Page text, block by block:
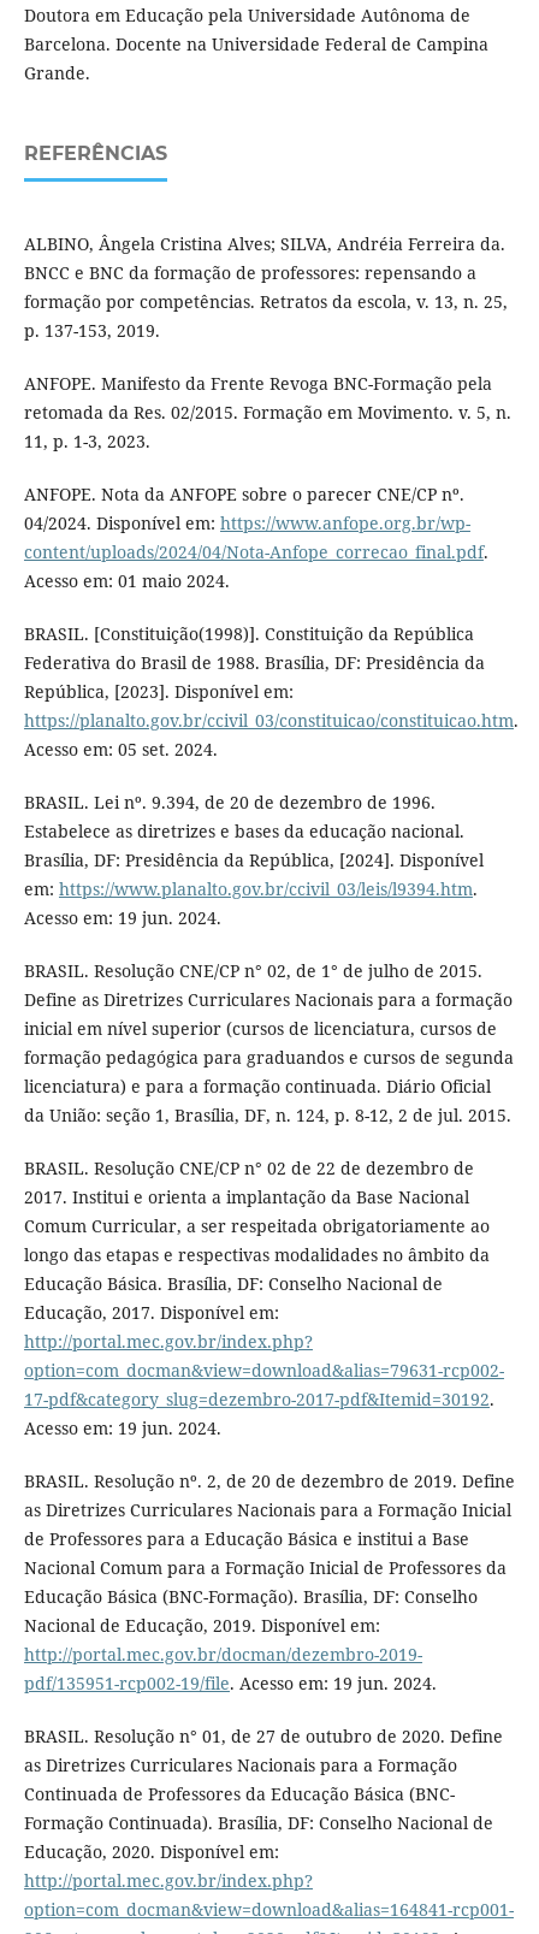
Doutora em Educação pela Universidade Autônoma de
Barcelona. Docente na Universidade Federal de Campina
Grande.
REFERÊNCIAS
ALBINO, Ângela Cristina Alves; SILVA, Andréia Ferreira da.
BNCC e BNC da formação de professores: repensando a
formação por competências. Retratos da escola, v. 13, n. 25,
p. 137-153, 2019.
ANFOPE. Manifesto da Frente Revoga BNC-Formação pela
retomada da Res. 02/2015. Formação em Movimento. v. 5, n.
11, p. 1-3, 2023.
ANFOPE. Nota da ANFOPE sobre o parecer CNE/CP nº.
04/2024. Disponível em: https://www.anfope.org.br/wp-
content/uploads/2024/04/Nota-Anfope_correcao_final.pdf.
Acesso em: 01 maio 2024.
BRASIL. [Constituição(1998)]. Constituição da República
Federativa do Brasil de 1988. Brasília, DF: Presidência da
República, [2023]. Disponível em:
https://planalto.gov.br/ccivil_03/constituicao/constituicao.htm.
Acesso em: 05 set. 2024.
BRASIL. Lei nº. 9.394, de 20 de dezembro de 1996.
Estabelece as diretrizes e bases da educação nacional.
Brasília, DF: Presidência da República, [2024]. Disponível
em: https://www.planalto.gov.br/ccivil_03/leis/l9394.htm.
Acesso em: 19 jun. 2024.
BRASIL. Resolução CNE/CP n° 02, de 1° de julho de 2015.
Define as Diretrizes Curriculares Nacionais para a formação
inicial em nível superior (cursos de licenciatura, cursos de
formação pedagógica para graduandos e cursos de segunda
licenciatura) e para a formação continuada. Diário Oficial
da União: seção 1, Brasília, DF, n. 124, p. 8-12, 2 de jul. 2015.
BRASIL. Resolução CNE/CP n° 02 de 22 de dezembro de
2017. Institui e orienta a implantação da Base Nacional
Comum Curricular, a ser respeitada obrigatoriamente ao
longo das etapas e respectivas modalidades no âmbito da
Educação Básica. Brasília, DF: Conselho Nacional de
Educação, 2017. Disponível em:
http://portal.mec.gov.br/index.php?
option=com_docman&view=download&alias=79631-rcp002-
17-pdf&category_slug=dezembro-2017-pdf&Itemid=30192.
Acesso em: 19 jun. 2024.
BRASIL. Resolução nº. 2, de 20 de dezembro de 2019. Define
as Diretrizes Curriculares Nacionais para a Formação Inicial
de Professores para a Educação Básica e institui a Base
Nacional Comum para a Formação Inicial de Professores da
Educação Básica (BNC-Formação). Brasília, DF: Conselho
Nacional de Educação, 2019. Disponível em:
http://portal.mec.gov.br/docman/dezembro-2019-
pdf/135951-rcp002-19/file. Acesso em: 19 jun. 2024.
BRASIL. Resolução n° 01, de 27 de outubro de 2020. Define
as Diretrizes Curriculares Nacionais para a Formação
Continuada de Professores da Educação Básica (BNC-
Formação Continuada). Brasília, DF: Conselho Nacional de
Educação, 2020. Disponível em:
http://portal.mec.gov.br/index.php?
option=com_docman&view=download&alias=164841-rcp001-